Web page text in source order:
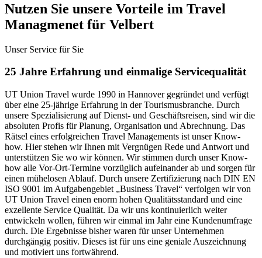
Nutzen Sie unsere Vorteile im Travel
Managmenet für Velbert
Unser Service für Sie
25 Jahre Erfahrung und einmalige Servicequalität
UT Union Travel wurde 1990 in Hannover gegründet und verfügt
über eine 25-jährige Erfahrung in der Tourismusbranche. Durch
unsere Spezialisierung auf Dienst- und Geschäftsreisen, sind wir die
absoluten Profis für Planung, Organisation und Abrechnung. Das
Rätsel eines erfolgreichen Travel Managements ist unser Know-
how. Hier stehen wir Ihnen mit Vergnügen Rede und Antwort und
unterstützen Sie wo wir können. Wir stimmen durch unser Know-
how alle Vor-Ort-Termine vorzüglich aufeinander ab und sorgen für
einen mühelosen Ablauf. Durch unsere Zertifizierung nach DIN EN
ISO 9001 im Aufgabengebiet „Business Travel“ verfolgen wir von
UT Union Travel einen enorm hohen Qualitätsstandard und eine
exzellente Service Qualität. Da wir uns kontinuierlich weiter
entwickeln wollen, führen wir einmal im Jahr eine Kundenumfrage
durch. Die Ergebnisse bisher waren für unser Unternehmen
durchgängig positiv. Dieses ist für uns eine geniale Auszeichnung
und motiviert uns fortwährend.